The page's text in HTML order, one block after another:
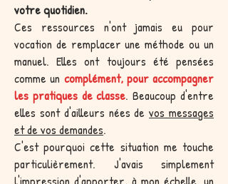
votre quotidien.
Ces ressources n'ont jamais eu pour
vocation de remplacer une méthode ou un
manuel. Elles ont toujours été pensées
comme un complément, pour accompagner
les pratiques de classe. Beaucoup d'entre
elles sont d'ailleurs nées devos messages
et de vos demandes.
C'est pourquoi cette situation me touche
particulièrement. J'avais simplement